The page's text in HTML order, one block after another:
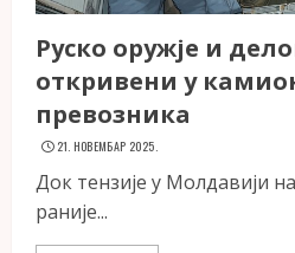
Руско оружје и
откривени у
превозника
21. НОВЕМБАР 2025.
Док тензије у Молдавији
раније...